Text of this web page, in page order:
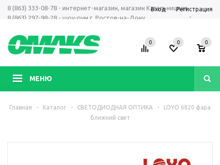
8 (863) 333-08-78 - интернет-магазин, магазин Кагальницкая
8 (863) 297-98-28 - шоу-рум г. Ростов-на-Дону
-
Вход Регистрация
МЕНЮ
0 0 0
Главная - Каталог - СВЕТОДИОДНАЯ ОПТИКА -
LOYO 6820 фара
ближний свет